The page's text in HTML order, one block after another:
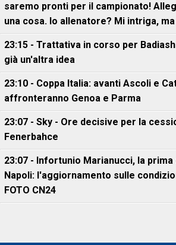
saremo pronti per il campionato!
una cosa. Io allenatore? Mi intriga,
23:15 - Trattativa in corso per
già un'altra idea
23:10 - Coppa Italia: avanti Ascoli e
affronteranno Genoa e Parma
23:07 - Sky - Ore decisive per la
Fenerbahce
23:07 - Infortunio Marianucci, la prima
Napoli: l'aggiornamento sulle
FOTO CN24